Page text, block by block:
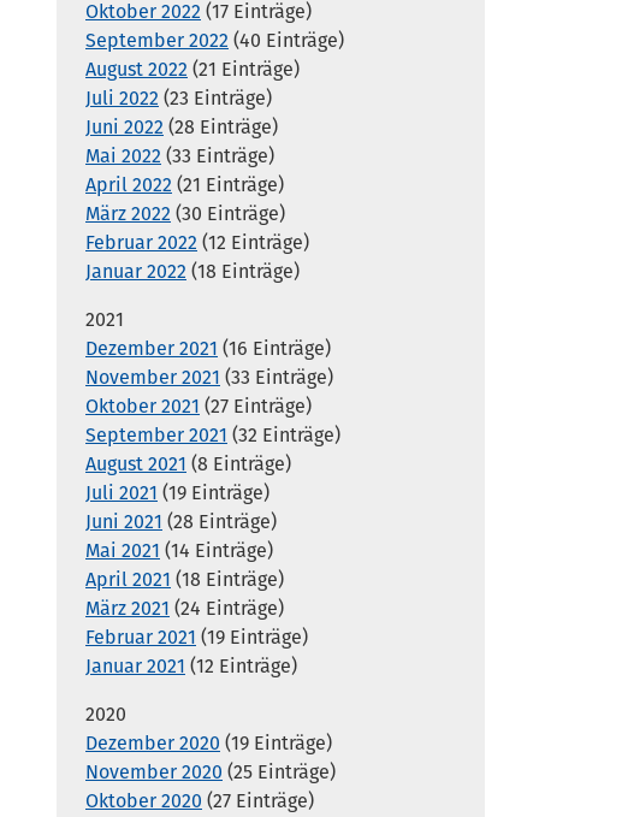
Oktober 2022 (17 Einträge)
September 2022 (40 Einträge)
August 2022 (21 Einträge)
Juli 2022 (23 Einträge)
Juni 2022 (28 Einträge)
Mai 2022 (33 Einträge)
April 2022 (21 Einträge)
März 2022 (30 Einträge)
Februar 2022 (12 Einträge)
Januar 2022 (18 Einträge)
2021
Dezember 2021 (16 Einträge)
November 2021 (33 Einträge)
Oktober 2021 (27 Einträge)
September 2021 (32 Einträge)
August 2021 (8 Einträge)
Juli 2021 (19 Einträge)
Juni 2021 (28 Einträge)
Mai 2021 (14 Einträge)
April 2021 (18 Einträge)
März 2021 (24 Einträge)
Februar 2021 (19 Einträge)
Januar 2021 (12 Einträge)
2020
Dezember 2020 (19 Einträge)
November 2020 (25 Einträge)
Oktober 2020 (27 Einträge)